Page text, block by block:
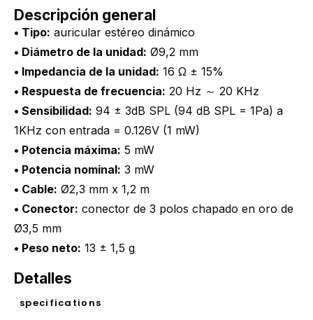
Descripción general
• Tipo: auricular estéreo dinámico
• Diámetro de la unidad: Ø9,2 mm
• Impedancia de la unidad: 16 Ω ± 15%
• Respuesta de frecuencia: 20 Hz ～ 20 KHz
• Sensibilidad: 94 ± 3dB SPL (94 dB SPL = 1Pa) a
1KHz con entrada = 0.126V (1 mW)
• Potencia máxima: 5 mW
• Potencia nominal: 3 mW
• Cable: Ø2,3 mm x 1,2 m
• Conector: conector de 3 polos chapado en oro de
Ø3,5 mm
• Peso neto: 13 ± 1,5 g
Detalles
specifications